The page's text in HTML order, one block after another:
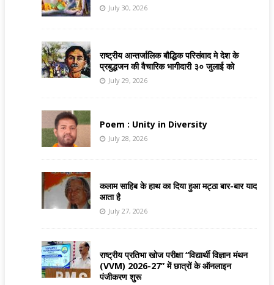
July 30, 2026
राष्ट्रीय आन्तर्जालिक बौद्धिक परिसंवाद मे देश के
प्रबुद्धजन की वैचारिक भागीदारी ३० जुलाई को
July 29, 2026
Poem : Unity in Diversity
July 28, 2026
कलाम साहिब के हाथ का दिया हुआ मट्ठा बार-बार याद
आता है
July 27, 2026
राष्ट्रीय प्रतिभा खोज परीक्षा “विद्यार्थी विज्ञान मंथन
(VVM) 2026-27” में छात्रों के ऑनलाइन
पंजीकरण शुरू